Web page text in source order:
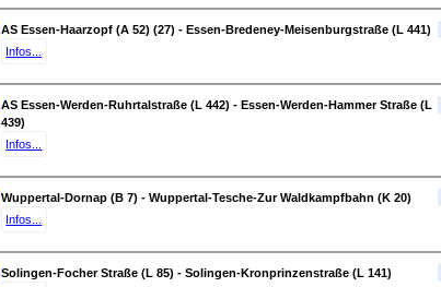
AS Essen-Haarzopf (A 52) (27) - Essen-Bredeney-Meisenburgstraße (L 441)
Infos...
AS Essen-Werden-Ruhrtalstraße (L 442) - Essen-Werden-Hammer Straße (L
439)
Infos...
Wuppertal-Dornap (B 7) - Wuppertal-Tesche-Zur Waldkampfbahn (K 20)
Infos...
Solingen-Focher Straße (L 85) - Solingen-Kronprinzenstraße (L 141)